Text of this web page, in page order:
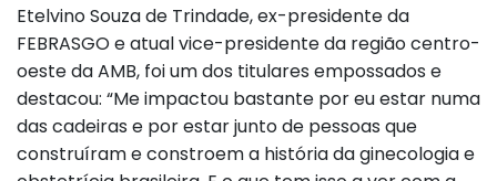
Etelvino Souza de Trindade, ex-presidente da
FEBRASGO e atual vice-presidente da região centro-
oeste da AMB, foi um dos titulares empossados e
destacou: “Me impactou bastante por eu estar numa
das cadeiras e por estar junto de pessoas que
construíram e constroem a história da ginecologia e